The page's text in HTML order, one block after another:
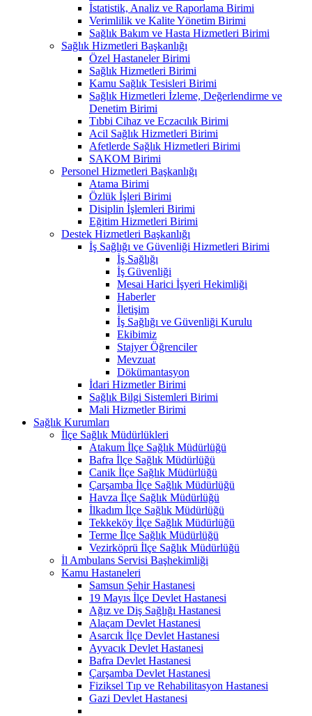
İstatistik, Analiz ve Raporlama Birimi
Verimlilik ve Kalite Yönetim Birimi
Sağlık Bakım ve Hasta Hizmetleri Birimi
Sağlık Hizmetleri Başkanlığı
Özel Hastaneler Birimi
Sağlık Hizmetleri Birimi
Kamu Sağlık Tesisleri Birimi
Sağlık Hizmetleri İzleme, Değerlendirme ve
Denetim Birimi
Tıbbi Cihaz ve Eczacılık Birimi
Acil Sağlık Hizmetleri Birimi
Afetlerde Sağlık Hizmetleri Birimi
SAKOM Birimi
Personel Hizmetleri Başkanlığı
Atama Birimi
Özlük İşleri Birimi
Disiplin İşlemleri Birimi
Eğitim Hizmetleri Birimi
Destek Hizmetleri Başkanlığı
İş Sağlığı ve Güvenliği Hizmetleri Birimi
İş Sağlığı
İş Güvenliği
Mesai Harici İşyeri Hekimliği
Haberler
İletişim
İş Sağlığı ve Güvenliği Kurulu
Ekibimiz
Stajyer Öğrenciler
Mevzuat
Dökümantasyon
İdari Hizmetler Birimi
Sağlık Bilgi Sistemleri Birimi
Mali Hizmetler Birimi
Sağlık Kurumları
İlçe Sağlık Müdürlükleri
Atakum İlçe Sağlık Müdürlüğü
Bafra İlçe Sağlık Müdürlüğü
Canik İlçe Sağlık Müdürlüğü
Çarşamba İlçe Sağlık Müdürlüğü
Havza İlçe Sağlık Müdürlüğü
İlkadım İlçe Sağlık Müdürlüğü
Tekkeköy İlçe Sağlık Müdürlüğü
Terme İlçe Sağlık Müdürlüğü
Vezirköprü İlçe Sağlık Müdürlüğü
İl Ambulans Servisi Başhekimliği
Kamu Hastaneleri
Samsun Şehir Hastanesi
19 Mayıs İlçe Devlet Hastanesi
Ağız ve Diş Sağlığı Hastanesi
Alaçam Devlet Hastanesi
Asarcık İlçe Devlet Hastanesi
Ayvacık Devlet Hastanesi
Bafra Devlet Hastanesi
Çarşamba Devlet Hastanesi
Fiziksel Tıp ve Rehabilitasyon Hastanesi
Gazi Devlet Hastanesi